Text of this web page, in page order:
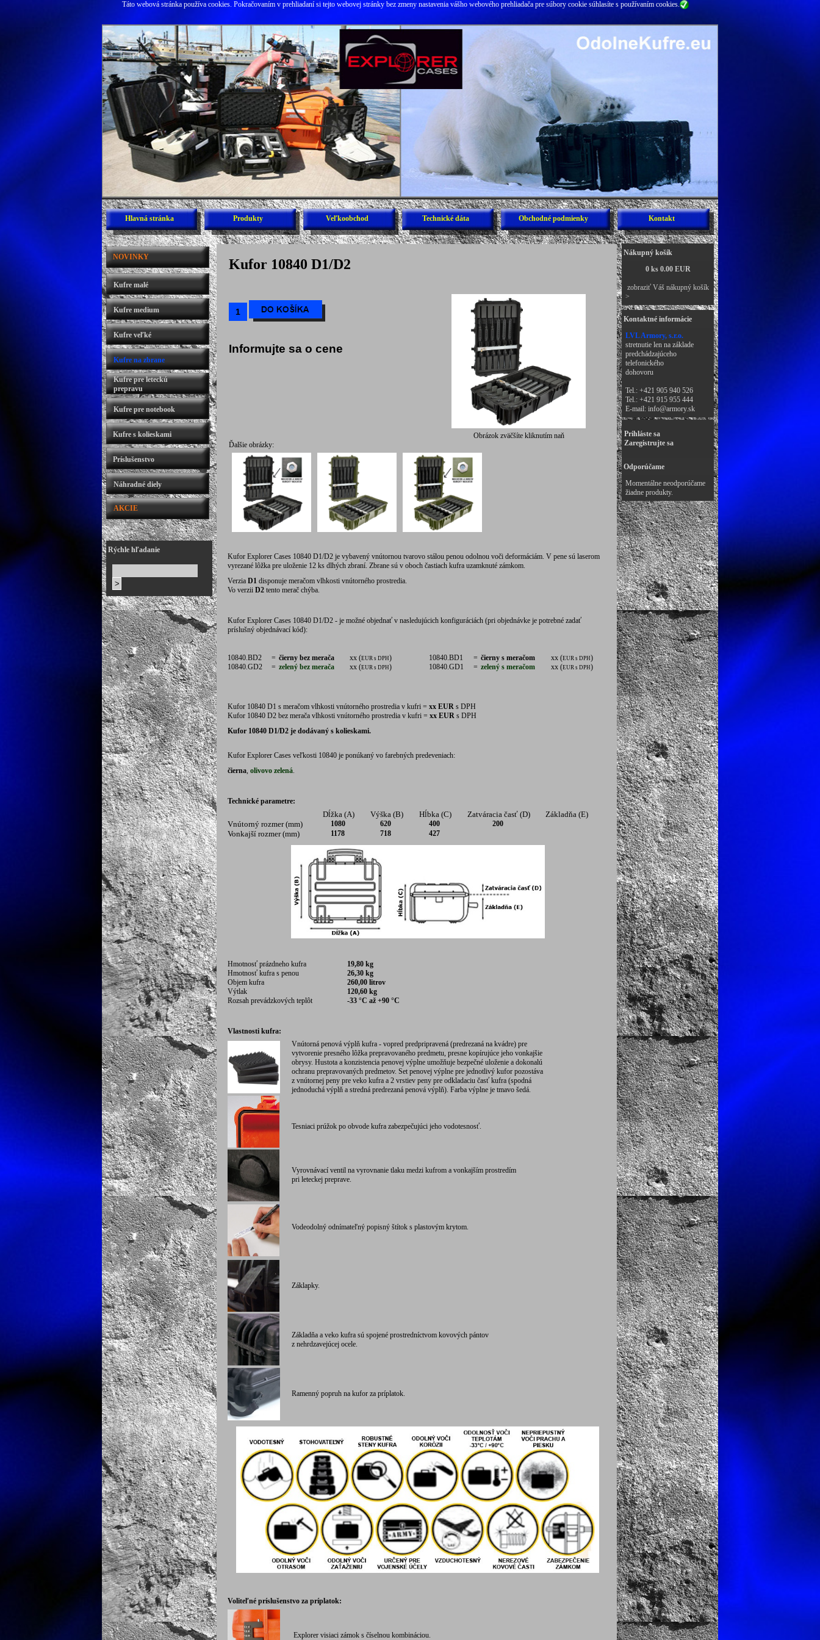
Táto webová stránka používa cookies. Pokračovaním v prehliadaní si tejto webovej stránky bez zmeny nastavenia vášho webového prehliadača pre súbory cookie súhlasíte s používaním cookies.
Hlavná stránka Produkty Veľkoobchod Technické dáta Obchodné podmienky Kontakt
NOVINKY
Kufre malé
Kufre medium
Kufre veľké
Kufre na zbrane
Kufre pre leteckú
prepravu
Kufre pre notebook
Kufre s kolieskami
Príslušenstvo
Náhradné diely
AKCIE
Rýchle hľadanie
Kufor 10840 D1/D2
Informujte sa o cene
Obrázok zväčšíte kliknutím naň
Ďalšie obrázky:
Kufor Explorer Cases 10840 D1/D2 je vybavený vnútornou tvarovo stálou penou odolnou voči deformáciám. V pene sú laserom
vyrezané lôžka pre uloženie 12 ks dlhých zbraní. Zbrane sú v oboch častiach kufra uzamknuté zámkom.
Verzia D1 disponuje meračom vlhkosti vnútorného prostredia.
Vo verzii D2 tento merač chýba.
Kufor Explorer Cases 10840 D1/D2 - je možné objednať v nasledujúcich konfiguráciách (pri objednávke je potrebné zadať
príslušný objednávací kód):
10840.BD2 = čierny bez merača xx (EUR s DPH) 10840.BD1 = čierny s meračom xx (EUR s DPH)
10840.GD2
= zelený bez merača xx (EUR s DPH) 10840.GD1 = zelený s meračom xx (EUR s DPH)
Kufor 10840 D1 s meračom vlhkosti vnútorného prostredia v kufri = xx EUR s DPH
Kufor 10840 D2 bez merača vlhkosti vnútorného prostredia v kufri = xx EUR s DPH
Kufor 10840 D1/D2 je dodávaný s kolieskami.
Kufor Explorer Cases veľkosti 10840 je ponúkaný vo farebných predeveniach:
čierna, olivovo zelená.
Technické parametre:
Dĺžka (A) Výška (B) Hĺbka (C) Zatváracia časť (D)
Základňa (E)
Vnútorný rozmer (mm)
1080 620 400 200
Vonkajší rozmer (mm) 1178 718 427
Hmotnosť prázdneho kufra
19,80 kg
Hmotnosť kufra s penou
26,30 kg
Objem kufra
260,00 litrov
Výtlak
120,60 kg
Rozsah prevádzkových teplôt
-33 °C až +90 °C
Vlastnosti kufra:
Vnútorná penová výplň kufra - vopred predpripravená (predrezaná na kvádre) pre
vytvorenie presného lôžka prepravovaného predmetu, presne kopírujúce jeho vonkajšie
obrysy. Hustota a konzistencia penovej výplne umožňuje bezpečné uloženie a dokonalú
ochranu prepravovaných predmetov. Set penovej výplne pre jednotlivý kufor pozostáva
z vnútornej peny pre veko kufra a 2 vrstiev peny pre odkladaciu časť kufra (spodná
jednoduchá výplň a stredná predrezaná penová výplň). Farba výplne je tmavo šedá.
Tesniaci prúžok po obvode kufra zabezpečujúci jeho vodotesnosť.
Vyrovnávací ventil na vyrovnanie tlaku medzi kufrom a vonkajším prostredím
pri leteckej preprave.
Vodeodolný odnímateľný popisný štítok s plastovým krytom.
Záklapky.
Základňa a veko kufra sú spojené prostredníctvom kovových pántov
z nehrdzavejúcej ocele.
Ramenný popruh na kufor za príplatok.
Voliteľné príslušenstvo za príplatok:
Explorer visiaci zámok s číselnou kombináciou.
Nákupný košík
0 ks 0.00 EUR
zobraziť Váš nákupný košík
>
Kontaktné informácie
LVL Armory, s.r.o.
stretnutie len na základe
predchádzajúceho
telefonického
dohovoru
Tel.: +421 905 940 526
Tel.: +421 915 955 444
E-mail: info@armory.sk
Prihláste sa
Zaregistrujte sa
Odporúčame
Momentálne neodporúčame
žiadne produkty.